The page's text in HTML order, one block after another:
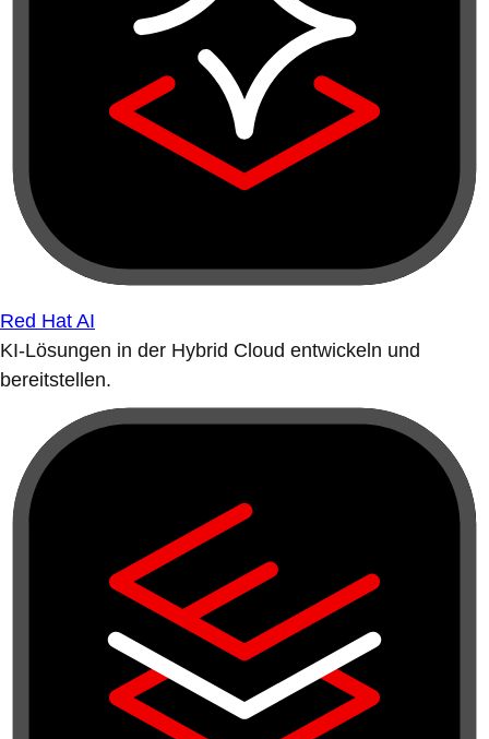
Red Hat AI
KI-Lösungen in der Hybrid Cloud entwickeln und
bereitstellen.